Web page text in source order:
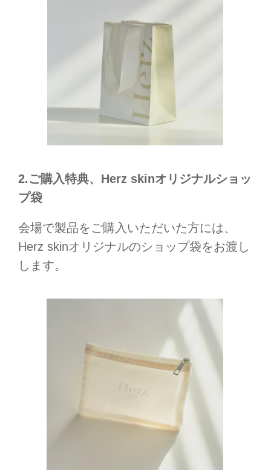
2.ご購入特典、Herz skinオリジナルショッ
プ袋
会場で製品をご購入いただいた方には、
Herz skinオリジナルのショップ袋をお渡し
します。